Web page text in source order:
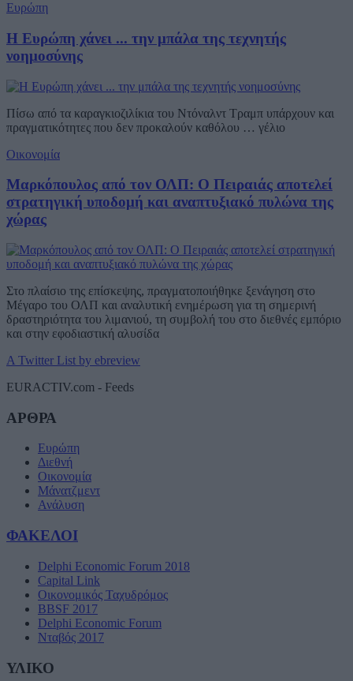
Ευρώπη
Η Ευρώπη χάνει ... την μπάλα της τεχνητής
νοημοσύνης
Πίσω από τα καραγκιοζιλίκια του Ντόναλντ Τραμπ υπάρχουν και
πραγματικότητες που δεν προκαλούν καθόλου … γέλιο
Οικονομία
Μαρκόπουλος από τον ΟΛΠ: Ο Πειραιάς αποτελεί
στρατηγική υποδομή και αναπτυξιακό πυλώνα της
χώρας
Στο πλαίσιο της επίσκεψης, πραγματοποιήθηκε ξενάγηση στο
Μέγαρο του ΟΛΠ και αναλυτική ενημέρωση για τη σημερινή
δραστηριότητα του λιμανιού, τη συμβολή του στο διεθνές εμπόριο
και στην εφοδιαστική αλυσίδα
A Twitter List by ebreview
EURACTIV.com - Feeds
ΑΡΘΡΑ
Ευρώπη
Διεθνή
Οικονομία
Μάνατζμεντ
Ανάλυση
ΦΑΚΕΛΟΙ
Delphi Economic Forum 2018
Capital Link
Οικονομικός Ταχυδρόμος
BBSF 2017
Delphi Economic Forum
Νταβός 2017
ΥΛΙΚΟ